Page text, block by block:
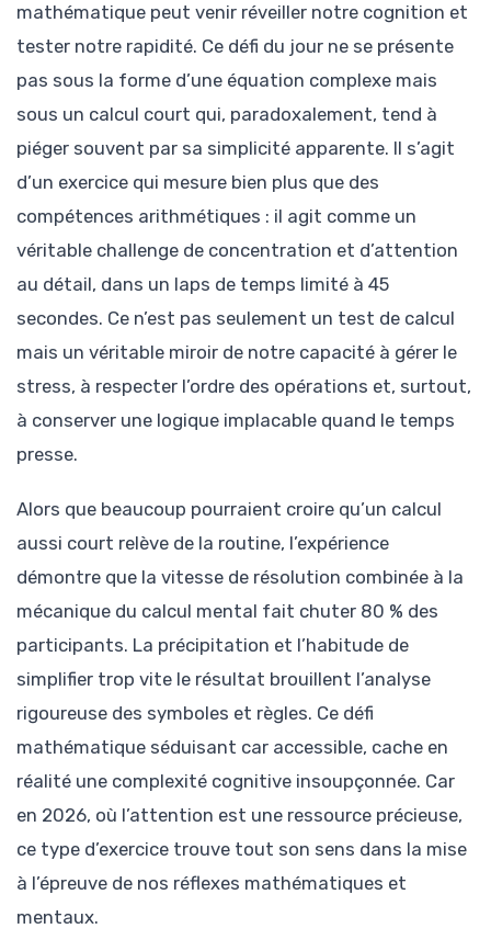
mathématique peut venir réveiller notre cognition et
tester notre rapidité. Ce défi du jour ne se présente
pas sous la forme d’une équation complexe mais
sous un calcul court qui, paradoxalement, tend à
piéger souvent par sa simplicité apparente. Il s’agit
d’un exercice qui mesure bien plus que des
compétences arithmétiques : il agit comme un
véritable challenge de concentration et d’attention
au détail, dans un laps de temps limité à 45
secondes. Ce n’est pas seulement un test de calcul
mais un véritable miroir de notre capacité à gérer le
stress, à respecter l’ordre des opérations et, surtout,
à conserver une logique implacable quand le temps
presse.
Alors que beaucoup pourraient croire qu’un calcul
aussi court relève de la routine, l’expérience
démontre que la vitesse de résolution combinée à la
mécanique du calcul mental fait chuter 80 % des
participants. La précipitation et l’habitude de
simplifier trop vite le résultat brouillent l’analyse
rigoureuse des symboles et règles. Ce défi
mathématique séduisant car accessible, cache en
réalité une complexité cognitive insoupçonnée. Car
en 2026, où l’attention est une ressource précieuse,
ce type d’exercice trouve tout son sens dans la mise
à l’épreuve de nos réflexes mathématiques et
mentaux.